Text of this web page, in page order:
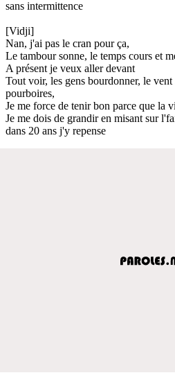
sans intermittence
[Vidji]
Nan, j'ai pas le cran pour ça,
Le tambour sonne, le temps cours et
A présent je veux aller devant
Tout voir, les gens bourdonner, le
pourboires,
Je me force de tenir bon parce que la
Je me dois de grandir en misant sur
dans 20 ans j'y repense